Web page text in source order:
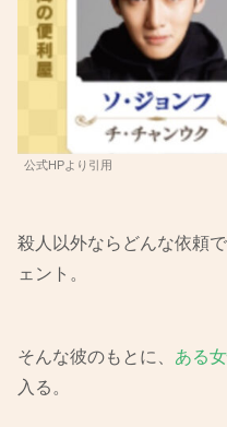
公式HPより引用
殺人以外ならどんな依頼
ェント。
そんな彼のもとに、 ある
入る。